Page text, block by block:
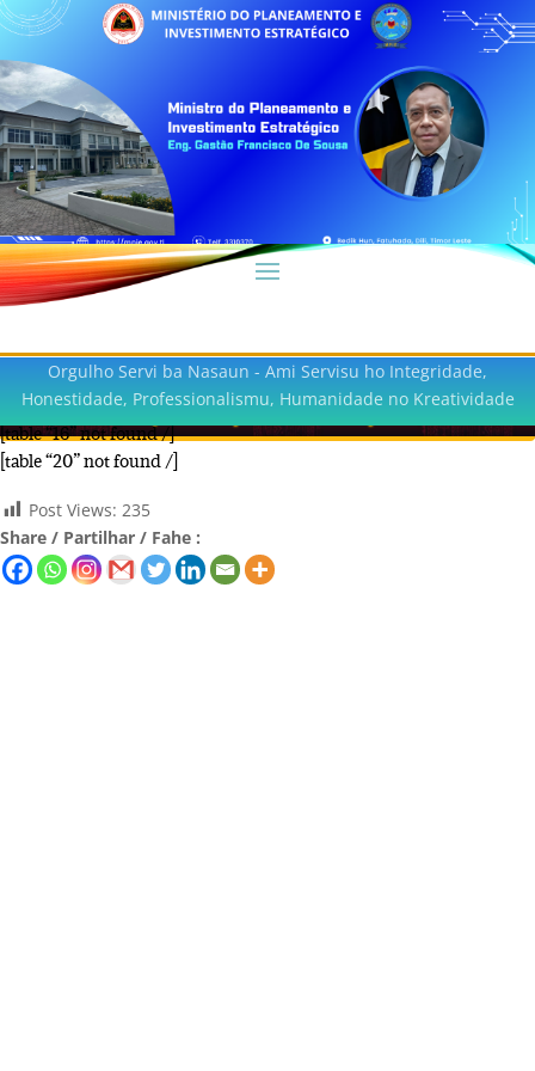
Orgulho Servi ba Nasaun - Ami Servisu ho Integridade,
Honestidade, Professionalismu, Humanidade no Kreatividade
Analysis Capital Development
[table “16” not found /]
[table “20” not found /]
Post Views: 235
Share / Partilhar / Fahe :